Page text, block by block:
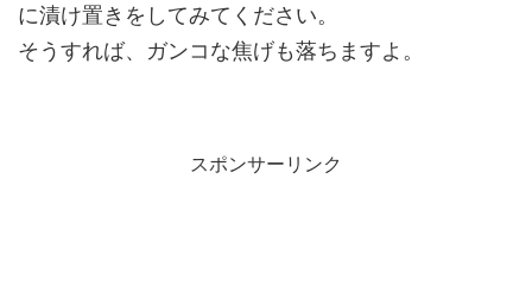
に漬け置きをしてみてください。
そうすれば、ガンコな焦げも落ちますよ。
スポンサーリンク